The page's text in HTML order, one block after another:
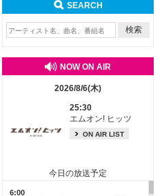
SEARCH
NOW ON AIR
2026/8/6(木)
25:30
エムオン! ヒッツ
ON AIR LIST
今日の放送予定
6:00